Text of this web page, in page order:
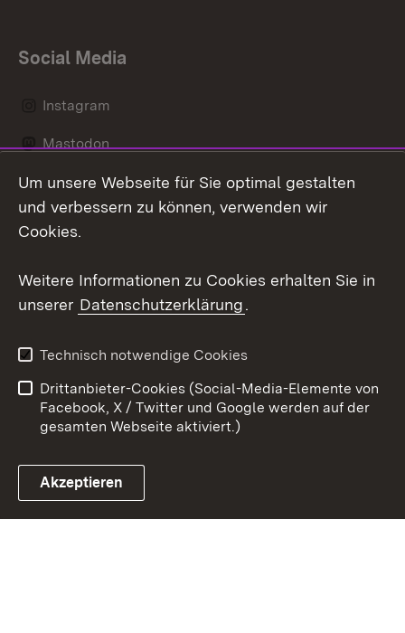
Social Media
Instagram
Mastodon
Messenger
Link zum Landesportal
Kontakt
Impressum
Cookies
Um unsere Webseite für Sie optimal gestalten
und verbessern zu können, verwenden wir
Cookies.
Weitere Informationen zu Cookies erhalten Sie in
unserer Datenschutzerklärung.
Technisch notwendige Cookies
Drittanbieter-Cookies (Social-Media-Elemente von
Facebook, X / Twitter und Google werden auf der
gesamten Webseite aktiviert.)
Akzeptieren